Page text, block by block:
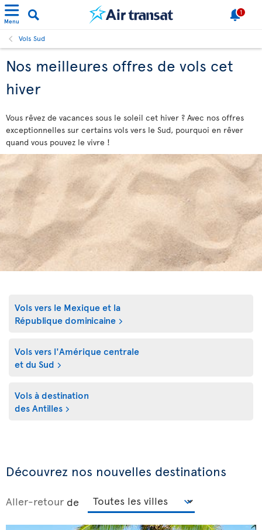
Menu
1
Vols Sud
Nos meilleures offres de vols cet
hiver
Vous rêvez de vacances sous le soleil cet hiver ? Avec nos offres
exceptionnelles sur certains vols vers le Sud, pourquoi en rêver
quand vous pouvez le vivre !
Vols vers le Mexique et la
République dominicaine
Vols vers l'Amérique centrale
et du Sud
Vols à destination
des Antilles
Découvrez nos nouvelles destinations
Aller-retour de